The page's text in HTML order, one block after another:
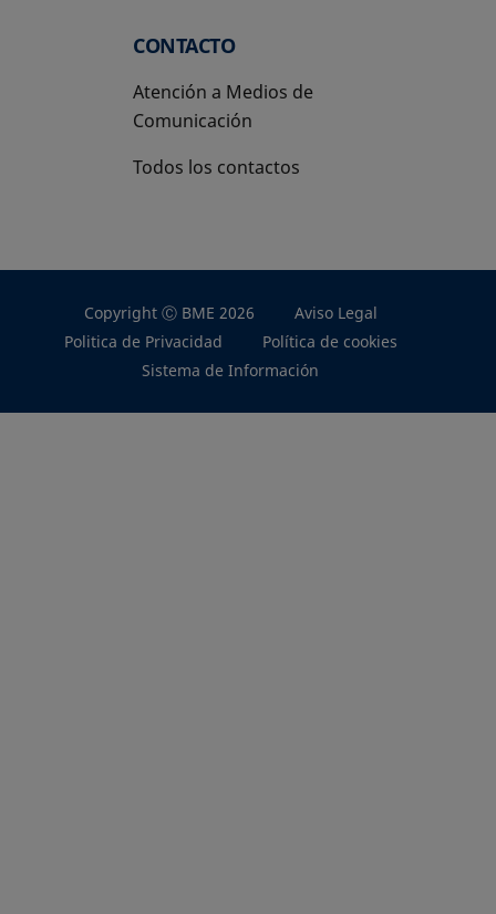
CONTACTO
Atención a Medios de
Comunicación
Todos los contactos
Copyright Ⓒ BME 2026
Aviso Legal
Politica de Privacidad
Política de cookies
Sistema de Información